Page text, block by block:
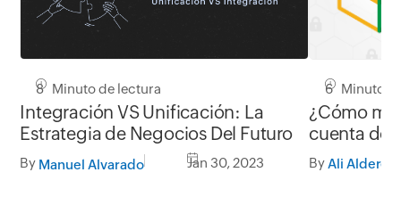
8 Minuto de lectura
Integración VS Unificación: La
Estrategia de Negocios Del Futuro
By Manuel Alvarado Jan 30, 2023
6 Minuto
¿Cómo
cuenta de
prácticas
ByAli Alderete